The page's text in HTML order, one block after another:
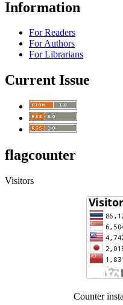
Information
For Readers
For Authors
For Librarians
Current Issue
flagcounter
Visitors
Counter